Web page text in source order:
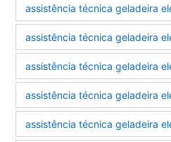
assistência técnica geladeira
assistência técnica geladeira
assistência técnica geladeira
assistência técnica geladeira
assistência técnica geladeira